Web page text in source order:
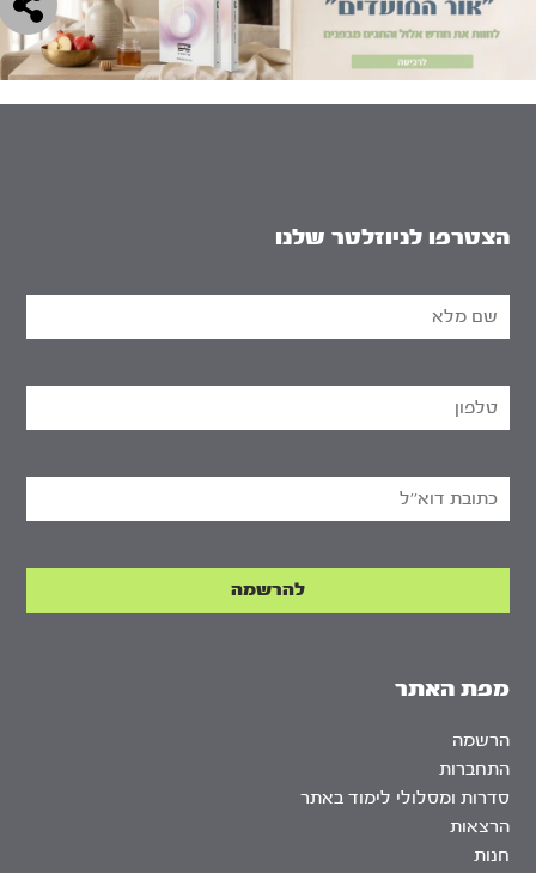
מפת האתר
הרשמה
התחברות
סדרות ומסלולי לימוד באתר
הרצאות
חנות
הצטרפו לניוזלטר שלנו